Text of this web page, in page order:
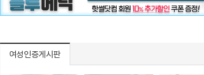
여성인증게시판